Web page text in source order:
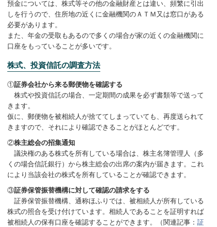
預金については、株式等その他の金融財産とは違い、頻繁に引出
しを行うので、住所地の近くに金融機関のＡＴＭ又は窓口がある
必要があります。
また、年金の受取もあるので多くの場合が家の近くの金融機関に
口座をもっていることが多いです。
株式、投資信託の調査方法
①証券会社から来る郵便物を確認する
株式や投資信託の場合、一定期間の成果を必ず書類等で送って
きます。
仮に、郵便物を被相続人が捨ててしまっていても、再度送られて
きますので、それにより確認できることがほとんどです。
②株主総会の招集通知
議決権のある株式を所有している場合は、株主名簿管理人（多
くの場合信託銀行）から株主総会の出席の案内が届きます。これ
により当該会社の株式を所有していることが確認できます。
③証券保管振替機構に対して確認の請求をする
証券保管振替機構、通称ほふりでは、被相続人が所有している
株式の照合を受け付けています。相続人であることを証明すれば
被相続人の保有口座を確認することができます。（関連記事： 証